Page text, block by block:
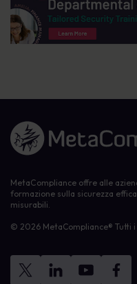
Link alla homepage
MetaCompliance offre alle
formazione sulla sicurezza
misurabili.
© 2026 MetaCompliance® Tutti